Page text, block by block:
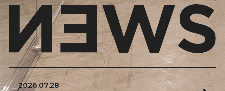
2026.07.28